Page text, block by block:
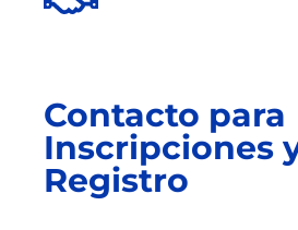
Contacto para
Inscripciones
Registro